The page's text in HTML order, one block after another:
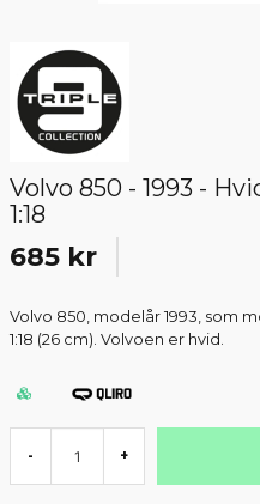
Volvo 850 - 1993 -
1:18
685 kr
Volvo 850, modelår 1993, som
1:18 (26 cm). Volvoen er hvid.
- +